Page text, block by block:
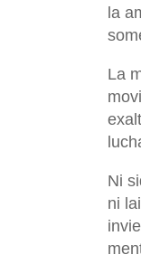
la
La
Ni
ni